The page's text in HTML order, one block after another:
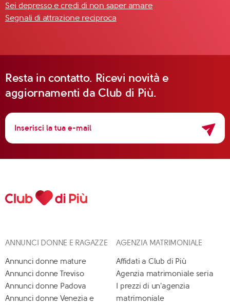
Sei depresso e credi di non saper amare
Segnali di attrazione reciproca
Resta in contatto. Ricevi novità e
aggiornamenti da Club di Più.
ANNUNCI DONNE E RAGAZZE
Annunci donne mature
Annunci donne Treviso
Annunci donne Padova
Annunci donne Venezia e
AGENZIA MATRIMONIALE
Affidati a Club di Più
Agenzia matrimoniale seria
I prezzi di un'agenzia
matrimoniale